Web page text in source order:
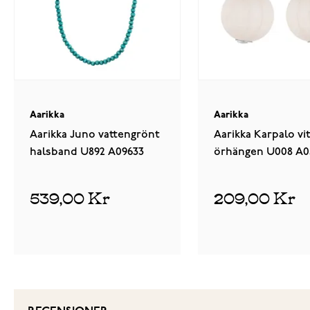
Aarikka
Aarikka Juno vattengrönt
halsband U892 A09633
539,00 Kr
Aarikka
Aarikka Karpalo vit
örhängen U008
209,00 Kr